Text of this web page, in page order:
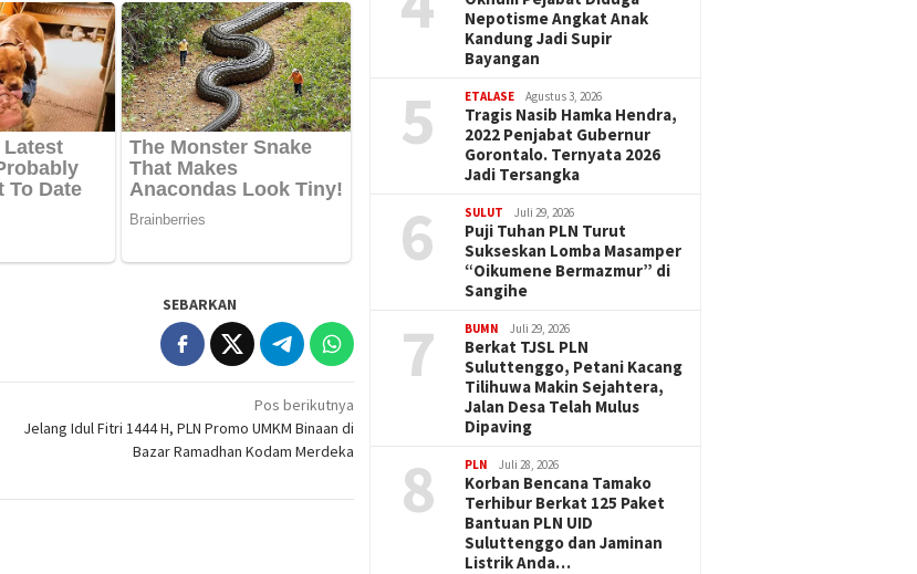
SEBARKAN
Pos berikutnya
Jelang Idul Fitri 1444 H, PLN Promo UMKM Binaan di
Bazar Ramadhan Kodam Merdeka
Nepotisme Angkat Anak
Kandung Jadi Supir
Bayangan
5 ETALASE Agustus 3, 2026
Tragis Nasib Hamka Hendra,
2022 Penjabat Gubernur
Gorontalo. Ternyata 2026
Jadi Tersangka
6 SULUT Juli 29, 2026
Puji Tuhan PLN Turut
Sukseskan Lomba Masamper
“Oikumene Bermazmur” di
Sangihe
7 BUMN Juli 29, 2026
Berkat TJSL PLN
Suluttenggo, Petani Kacang
Tilihuwa Makin Sejahtera,
Jalan Desa Telah Mulus
Dipaving
8 PLN Juli 28, 2026
Korban Bencana Tamako
Terhibur Berkat 125 Paket
Bantuan PLN UID
Suluttenggo dan Jaminan
Listrik Anda…